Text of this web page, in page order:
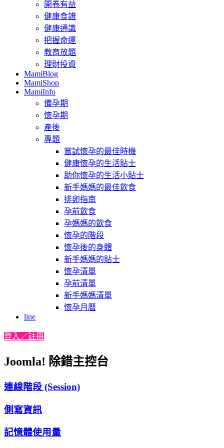
開卷有益
健康食譜
健康通識
把握命運
教育放題
理財投資
MamiBlog
MamiShop
MamiInfo
備孕期
懷孕期
產後
專題
嘗試懷孕的最佳時機
健康懷孕的生活貼士
助你懷孕的生活小貼士
新手媽媽的最佳飲食
排卵指南
孕前飲食
孕媽媽的飲食
懷孕的階段
懷孕後的身體
新手媽媽的貼士
懷孕清單
孕前清單
新手媽媽清單
懷孕月曆
line
登入／註冊
Joomla! 除錯主控台
連線階段 (Session)
側寫資訊
記憶體使用量